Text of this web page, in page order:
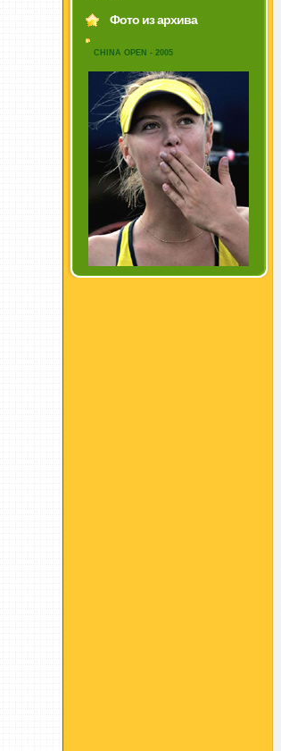
Фото из архива
CHINA OPEN - 2005